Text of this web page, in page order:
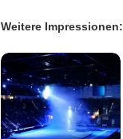
Weitere Impressionen: